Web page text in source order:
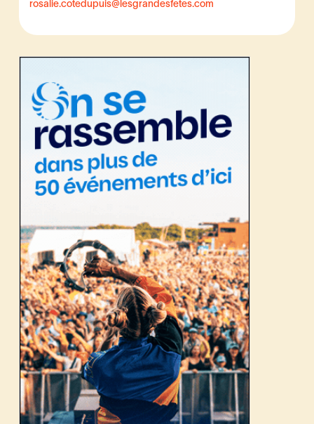
rosalie.cotedupuis@lesgrandesfetes.com